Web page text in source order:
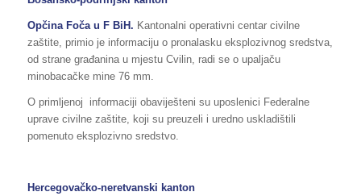
Opčina Foča u F BiH. Kantonalni operativni centar civilne
zaštite, primio je informaciju o pronalasku eksplozivnog sredstva,
od strane građanina u mjestu Cvilin, radi se o upaljaču
minobacačke mine 76 mm.
O primljenoj informaciji obaviješteni su uposlenici Federalne
uprave civilne zaštite, koji su preuzeli i uredno uskladištili
pomenuto eksplozivno sredstvo.
Hercegovačko-neretvanski kanton